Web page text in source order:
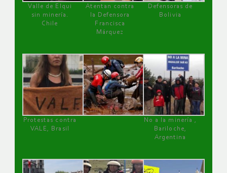
Valle de Elqui
sin minería.
Chile
Atentan contra
la Defensora
Francisca
Márquez
Defensoras de
Bolivia
Protestas contra
VALE, Brasil
No a la minería ,
Bariloche,
Argentina